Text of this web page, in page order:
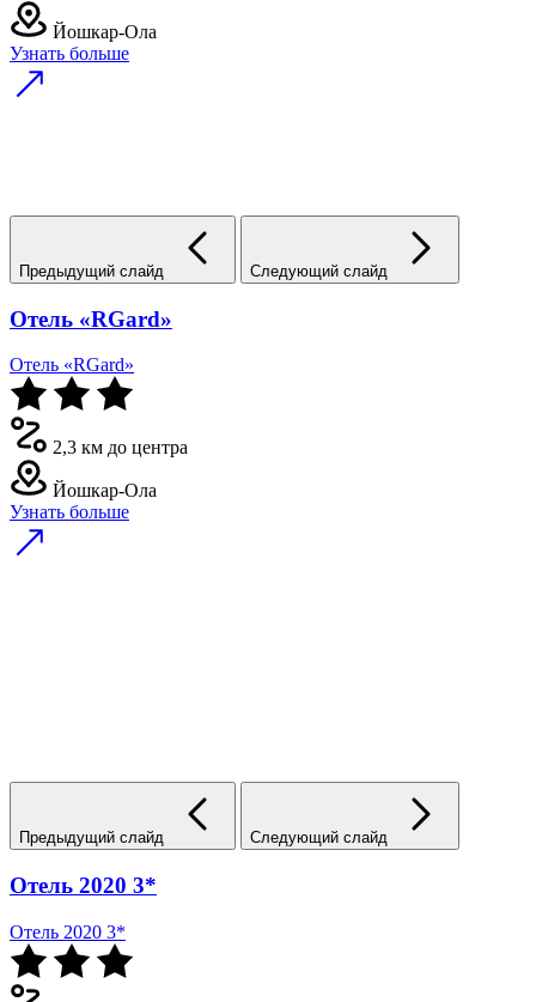
Йошкар-Ола
Узнать больше
Предыдущий слайд Следующий слайд
Отель «RGard»
Отель «RGard»
2,3 км до центра
Йошкар-Ола
Узнать больше
Предыдущий слайд Следующий слайд
Отель 2020 3*
Отель 2020 3*